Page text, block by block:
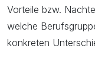
Vorteile bzw.
welche
konkreten